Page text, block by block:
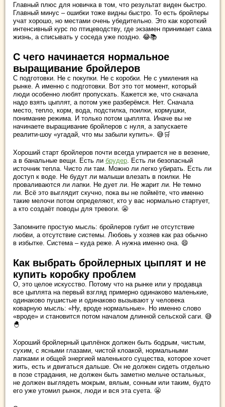
Главный плюс для новичка в том, что результат виден быстро.
Главный минус – ошибки тоже видны быстро. То есть бройлеры
учат хорошо, но местами очень убедительно. Это как короткий
интенсивный курс по птицеводству, где экзамен принимает сама
жизнь, а списывать у соседа уже поздно. 😂📚
С чего начинается нормальное
выращивание бройлеров
С подготовки. Не с покупки. Не с коробки. Не с умиления на
рынке. А именно с подготовки. Вот это тот момент, который
люди особенно любят пропускать. Кажется же, что сначала
надо взять цыплят, а потом уже разберёмся. Нет. Сначала
место, тепло, корм, вода, подстилка, поилки, кормушки,
понимание режима. И только потом цыплята. Иначе вы не
начинаете выращивание бройлеров с нуля, а запускаете
реалити-шоу «угадай, что мы забыли купить». 😅🛒
Хороший старт бройлеров почти всегда упирается не в везение,
а в банальные вещи. Есть ли брудер . Есть ли безопасный
источник тепла. Чисто ли там. Можно ли легко убирать. Есть ли
доступ к воде. Не будут ли малыши влезать в поилки. Не
проваливаются ли лапки. Не дует ли. Не жарит ли. Не темно
ли. Всё это выглядит скучно, пока вы не поймёте, что именно
такие мелочи потом определяют, кто у вас нормально стартует,
а кто создаёт поводы для тревоги. 😬
Запомните простую мысль: бройлеров губит не отсутствие
любви, а отсутствие системы. Любовь у хозяев как раз обычно
в избытке. Система – куда реже. А нужна именно она. 😄
Как выбрать бройлерных цыплят и не
купить коробку проблем
О, это целое искусство. Потому что на рынке или у продавца
все цыплята на первый взгляд примерно одинаково маленькие,
одинаково пушистые и одинаково вызывают у человека
коварную мысль: «Ну, вроде нормальные». Но именно слово
«вроде» и становится потом началом длинной сельской саги. 😅
🐣
Хороший бройлерный цыплёнок должен быть бодрым, чистым,
сухим, с ясными глазами, чистой клоакой, нормальными
лапками и общей энергией маленького существа, которое хочет
жить, есть и двигаться дальше. Он не должен сидеть отдельно
в позе страдания, не должен быть заметно мельче остальных,
не должен выглядеть мокрым, вялым, сонным или таким, будто
его уже утомил рынок, люди и вся эта суета. 😬